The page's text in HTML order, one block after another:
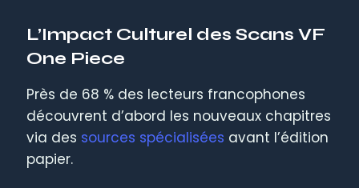
L’Impact Culturel des Scans VF
One Piece
Près de 68 % des lecteurs francophones
découvrent d’abord les nouveaux chapitres
via des sources spécialisées avant l’édition
papier.